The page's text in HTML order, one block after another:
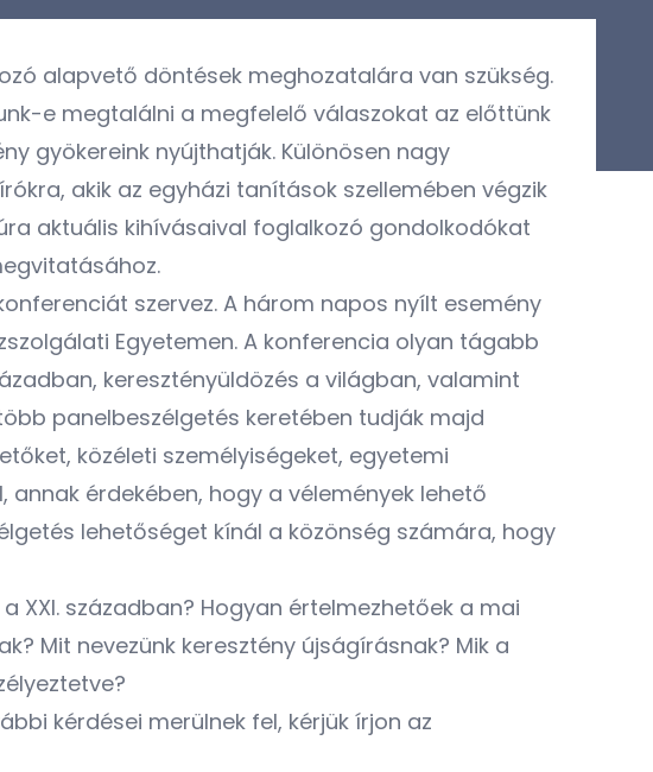
alapvető döntések meghozatalára van szükség.
e megtalálni a megfelelő válaszokat az előttünk
gyökereink nyújthatják. Különösen nagy
akik az egyházi tanítások szellemében végzik
aktuális kihívásaival foglalkozó gondolkodókat
szervez. A három napos nyílt esemény
Egyetemen. A konferencia olyan tágabb
keresztényüldözés a világban, valamint
panelbeszélgetés keretében tudják majd
közéleti személyiségeket, egyetemi
érdekében, hogy a vélemények lehető
lehetőséget kínál a közönség számára, hogy
XXI. században? Hogyan értelmezhetőek a mai
Mit nevezünk keresztény újságírásnak? Mik a
kérdései merülnek fel, kérjük írjon az